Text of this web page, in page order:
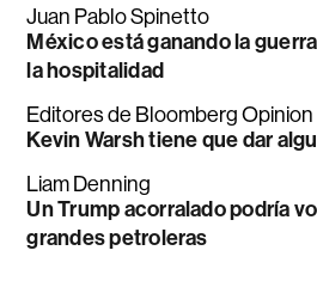
Juan Pablo Spinetto
México está ganando la
la hospitalidad
Editores de Bloomberg Opinion
Kevin Warsh tiene que dar
Liam Denning
Un Trump acorralado podría
grandes petroleras